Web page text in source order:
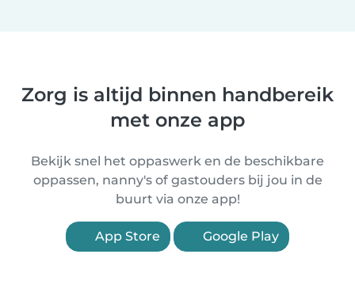
Zorg is altijd binnen handbereik
met onze app
Bekijk snel het oppaswerk en de beschikbare
oppassen, nanny's of gastouders bij jou in de
buurt via onze app!
App Store Google Play